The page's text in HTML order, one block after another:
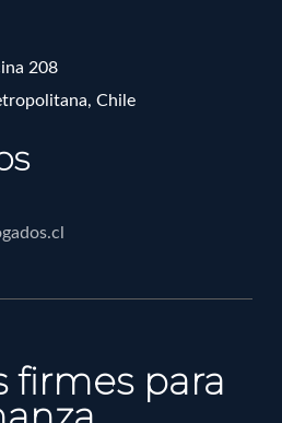
208
Chile
firmes para